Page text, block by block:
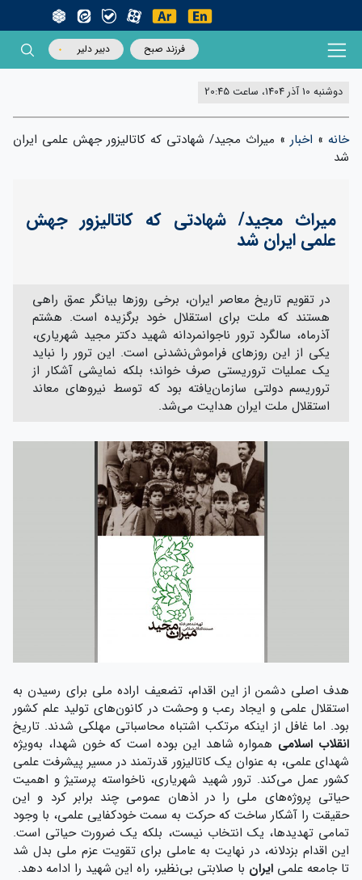
فرزند صبح دبیر دلیر
دوشنبه 10 آذر 1404، ساعت 20:45
خانه » اخبار » میراث مجید/ شهادتی که کاتالیزور جهش علمی ایران
شد
میراث مجید/ شهادتی که کاتالیزور جهش
علمی ایران شد
در تقویم تاریخ معاصر ایران، برخی روزها بیانگر عمق راهی
هستند که ملت برای استقلال خود برگزیده است. هشتم
آذرماه، سالگرد ترور ناجوانمردانه شهید دکتر مجید شهریاری،
یکی از این روزهای فراموش‌نشدنی است. این ترور را نباید
یک عملیات تروریستی صرف خواند؛ بلکه نمایشی آشکار از
تروریسم دولتی سازمان‌یافته بود که توسط نیروهای معاند
استقلال ملت ایران هدایت می‌شد.
هدف اصلی دشمن از این اقدام، تضعیف اراده ملی برای رسیدن به
استقلال علمی و ایجاد رعب و وحشت در کانون‌های تولید علم کشور
بود. اما غافل از اینکه مرتکب اشتباه محاسباتی مهلکی شدند. تاریخ
انقلاب اسلامی همواره شاهد این بوده است که خون شهدا، به‌ویژه
شهدای علمی، به عنوان یک کاتالیزور قدرتمند در مسیر پیشرفت علمی
کشور عمل می‌کند. ترور شهید شهریاری، ناخواسته پرستیژ و اهمیت
حیاتی پروژه‌های ملی را در اذهان عمومی چند برابر کرد و این
حقیقت را آشکار ساخت که حرکت به سمت خودکفایی علمی، با وجود
تمامی تهدیدها، یک انتخاب نیست، بلکه یک ضرورت حیاتی است.
این اقدام بزدلانه، در نهایت به عاملی برای تقویت عزم ملی بدل شد
تا جامعه علمی ایران با صلابتی بی‌نظیر، راه این شهید را ادامه دهد.